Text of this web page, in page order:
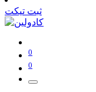
ثبت تیکت
0
0